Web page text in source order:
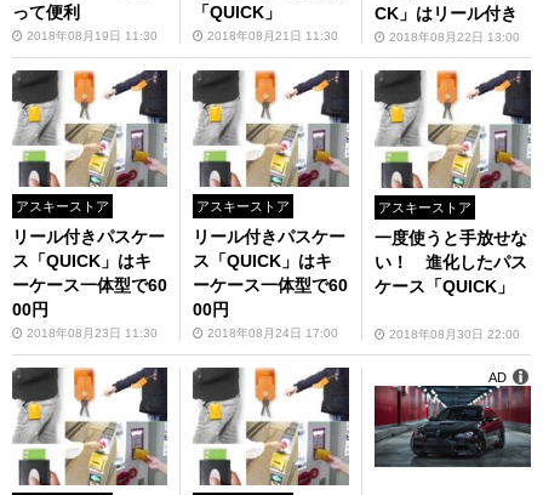
って便利
2018年08月19日 11:30
「QUICK」
2018年08月21日 11:30
CK」はリール付き
2018年08月22日 13:00
アスキーストア
リール付きパスケー
ス「QUICK」はキ
ーケース一体型で60
00円
2018年08月23日 11:30
アスキーストア
リール付きパスケー
ス「QUICK」はキ
ーケース一体型で60
00円
2018年08月24日 17:00
アスキーストア
一度使うと手放せな
い！ 進化したパス
ケース「QUICK」
2018年08月30日 22:00
AD